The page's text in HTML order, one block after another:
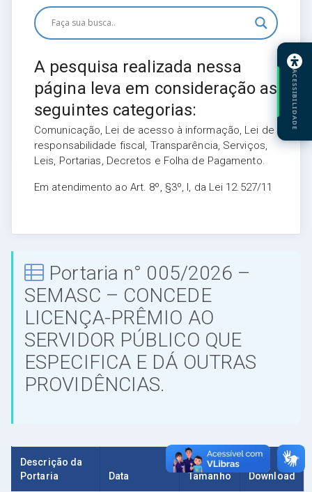
A pesquisa realizada nessa
página leva em consideração as
seguintes categorias:
Comunicação, Lei de acesso à informação, Lei de
responsabilidade fiscal, Transparência, Serviços,
Leis, Portarias, Decretos e Folha de Pagamento.
Em atendimento ao Art. 8º, §3º, I, da Lei 12.527/11
Portaria n° 005/2026 –
SEMASC – CONCEDE
LICENÇA-PRÊMIO AО
SERVIDOR PÚBLICO QUE
ESPECIFICA E DÁ OUTRAS
PROVIDÊNCIAS.
Descrição da
Portaria
Data Tamanho Download
ACESSIBILIDADE